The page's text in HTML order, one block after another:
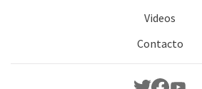
Videos
Contacto